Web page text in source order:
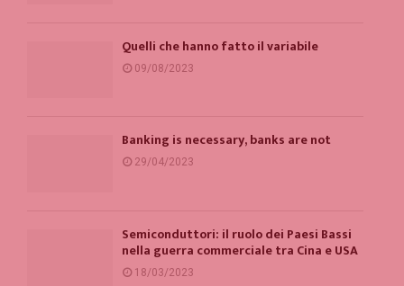
Quelli che hanno fatto il variabile
09/08/2023
Banking is necessary, banks are not
29/04/2023
Semiconduttori: il ruolo dei Paesi Bassi
nella guerra commerciale tra Cina e USA
18/03/2023